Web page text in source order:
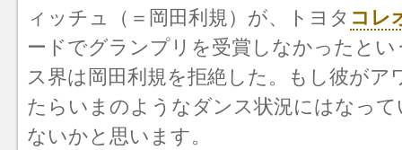
ィッチュ（＝岡田利規）が、トヨタ コレ
ードでグランプリを受賞しなかったと
ス界は岡田利規を拒絶した。もし彼がア
たらいまのようなダンス状況にはなっ
ないかと思います。